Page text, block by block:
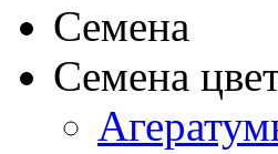
Семена
Семена